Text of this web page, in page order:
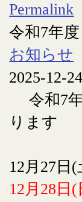
Permalink
令和7年
お知らせ
2025-12-24
令和7年
ります
12月27
12月28